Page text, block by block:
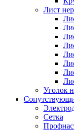
Лист
Уголок
Сетка